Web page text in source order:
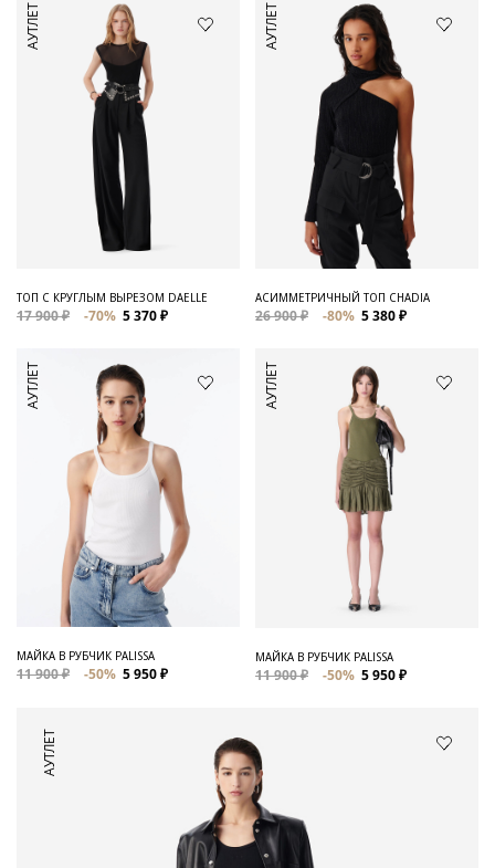
АУТЛЕТ
ТОП С КРУГЛЫМ ВЫРЕЗОМ DAELLE
17 900 ₽ -70% 5 370 ₽
АУТЛЕТ
АСИММЕТРИЧНЫЙ ТОП CHADIA
26 900 ₽ -80% 5 380 ₽
АУТЛЕТ
МАЙКА В РУБЧИК PALISSA
11 900 ₽ -50% 5 950 ₽
АУТЛЕТ
МАЙКА В РУБЧИК PALISSA
11 900 ₽ -50% 5 950 ₽
АУТЛЕТ